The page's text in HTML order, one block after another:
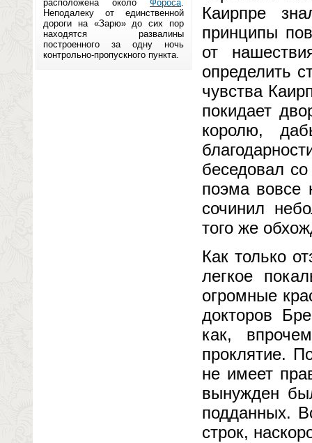
расположена около Фороса.
Неподалеку от единственной
дороги на «Зарю» до сих пор
находятся развалины
построенного за одну ночь
контрольно-пропускного пункта.
Каирпре
принципы
от
определить
чувства
покидает
королю,
беседовал
поэма вовсе
сочинил
того же
Как только
легкое
огромные
докторов
как,
проклятие.
не имеет
вынужден
подданных.
строк,